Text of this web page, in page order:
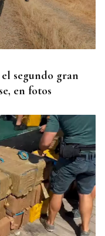
segundo gran
en fotos